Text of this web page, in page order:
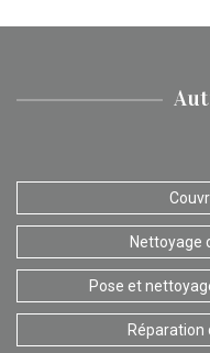
Nettoyage
Pose et
Réparation